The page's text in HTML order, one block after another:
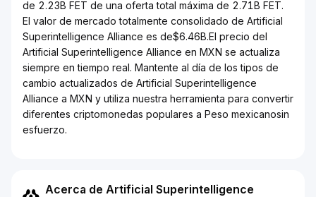
de 2.23B FET de una oferta total máxima de 2.71B FET.
El valor de mercado totalmente consolidado de Artificial
Superintelligence Alliance es de$6.46B.El precio del
Artificial Superintelligence Alliance en MXN se actualiza
siempre en tiempo real. Mantente al día de los tipos de
cambio actualizados de Artificial Superintelligence
Alliance a MXN y utiliza nuestra herramienta para convertir
diferentes criptomonedas populares a Peso mexicanosin
esfuerzo.
Acerca de Artificial Superintelligence